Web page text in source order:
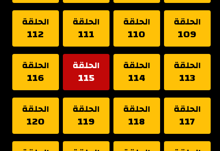
الحلقة
109
الحلقة
110
الحلقة
111
الحلقة
112
الحلقة
113
الحلقة
114
الحلقة
115
الحلقة
116
الحلقة
117
الحلقة
118
الحلقة
119
الحلقة
120